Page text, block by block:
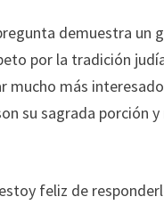
demuestra un
por la tradición
mucho más
su sagrada porción
feliz de